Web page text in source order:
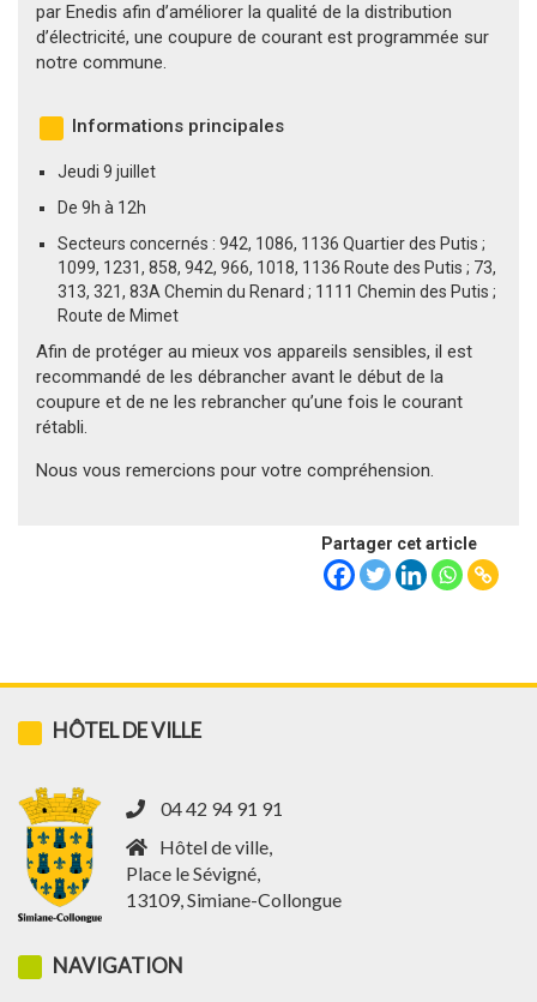
par Enedis afin d’améliorer la qualité de la distribution
d’électricité, une coupure de courant est programmée sur
notre commune.
Informations principales
Jeudi 9 juillet
De 9h à 12h
Secteurs concernés : 942, 1086, 1136 Quartier des Putis ;
1099, 1231, 858, 942, 966, 1018, 1136 Route des Putis ; 73,
313, 321, 83A Chemin du Renard ; 1111 Chemin des Putis ;
Route de Mimet
Afin de protéger au mieux vos appareils sensibles, il est
recommandé de les débrancher avant le début de la
coupure et de ne les rebrancher qu’une fois le courant
rétabli.
Nous vous remercions pour votre compréhension.
Partager cet article
HÔTEL DE VILLE
04 42 94 91 91
Hôtel de ville,
Place le Sévigné,
13109, Simiane-Collongue
NAVIGATION